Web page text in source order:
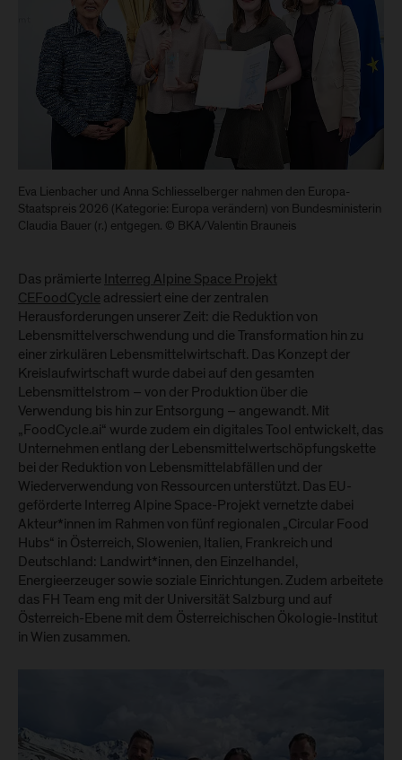
Eva Lienbacher und Anna Schliesselberger nahmen den Europa-
Staatspreis 2026 (Kategorie: Europa verändern) von Bundesministerin
Claudia Bauer (r.) entgegen. © BKA/Valentin Brauneis
Das prämierte Interreg Alpine Space Projekt
CEFoodCycle adressiert eine der zentralen
Herausforderungen unserer Zeit: die Reduktion von
Lebensmittelverschwendung und die Transformation hin zu
einer zirkulären Lebensmittelwirtschaft. Das Konzept der
Kreislaufwirtschaft wurde dabei auf den gesamten
Lebensmittelstrom – von der Produktion über die
Verwendung bis hin zur Entsorgung – angewandt. Mit
„FoodCycle.ai“ wurde zudem ein digitales Tool entwickelt, das
Unternehmen entlang der Lebensmittelwertschöpfungskette
bei der Reduktion von Lebensmittelabfällen und der
Wiederverwendung von Ressourcen unterstützt. Das EU-
geförderte Interreg Alpine Space-Projekt vernetzte dabei
Akteur*innen im Rahmen von fünf regionalen „Circular Food
Hubs“ in Österreich, Slowenien, Italien, Frankreich und
Deutschland: Landwirt*innen, den Einzelhandel,
Energieerzeuger sowie soziale Einrichtungen. Zudem arbeitete
das FH Team eng mit der Universität Salzburg und auf
Österreich-Ebene mit dem Österreichischen Ökologie-Institut
in Wien zusammen.